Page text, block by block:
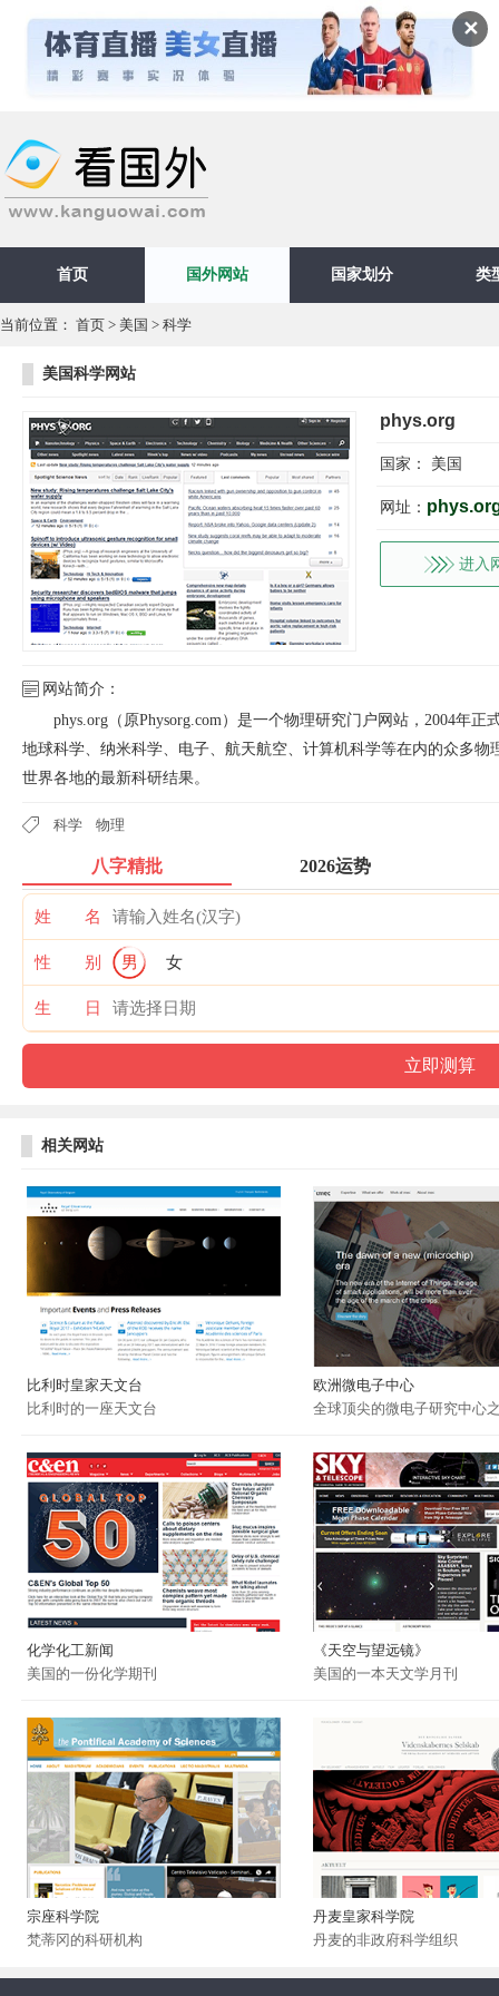
✕
首页 国外网站 国家划分 类
当前位置： 首页 > 美国 > 科学
美国科学网站
phys.org
国家： 美国
网址：
进入
网站简介：
phys.org（原Physorg.com）是一个物理研究门户网站，2004年
地球科学、纳米科学、电子、航天航空、计算机科学等在内的众多
世界各地的最新科研结果。
科学 物理
八字精批 2026运势
姓 名
性 别 男 女
生 日
相关网站
比利时皇家天文台
比利时的一座天文台
欧洲微电子中心
全球顶尖的微电子研究中心
化学化工新闻
美国的一份化学期刊
《天空与望远镜》
美国的一本天文学月刊
宗座科学院
梵蒂冈的科研机构
丹麦皇家科学院
丹麦的非政府科学组织